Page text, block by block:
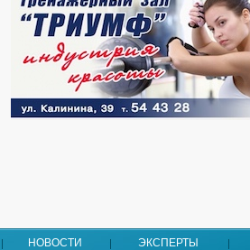
НОВОСТИ ЭКСПЕРТЫ